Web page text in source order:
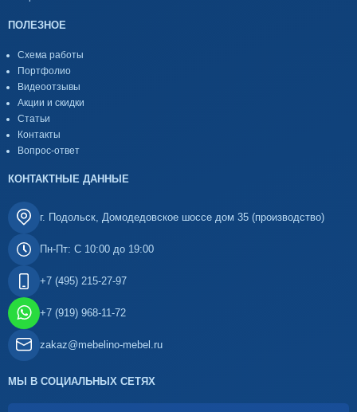
ПОЛЕЗНОЕ
Схема работы
Портфолио
Видеоотзывы
Акции и скидки
Статьи
Контакты
Вопрос-ответ
КОНТАКТНЫЕ ДАННЫЕ
г. Подольск, Домодедовское шоссе дом 35 (производство)
Пн-Пт: С 10:00 до 19:00
+7 (495) 215-27-97
+7 (919) 968-11-72
zakaz@mebelino-mebel.ru
МЫ В СОЦИАЛЬНЫХ СЕТЯХ